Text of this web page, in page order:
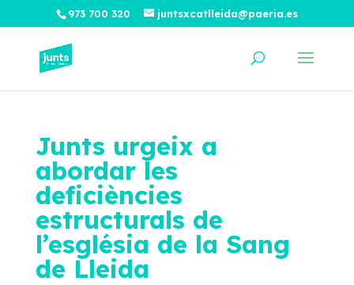
973 700 320 juntsxcatlleida@paeria.es
Junts urgeix a
abordar les
deficiències
estructurals de
l’església de la Sang
de Lleida